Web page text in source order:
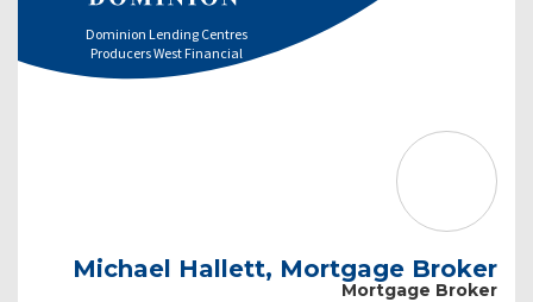
Dominion Lending Centres
Producers West Financial
Michael Hallett, Mortgage Broker
Mortgage Broker